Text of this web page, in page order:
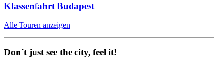
Klassenfahrt Budapest
Alle Touren anzeigen
Don´t just see the city, feel it!